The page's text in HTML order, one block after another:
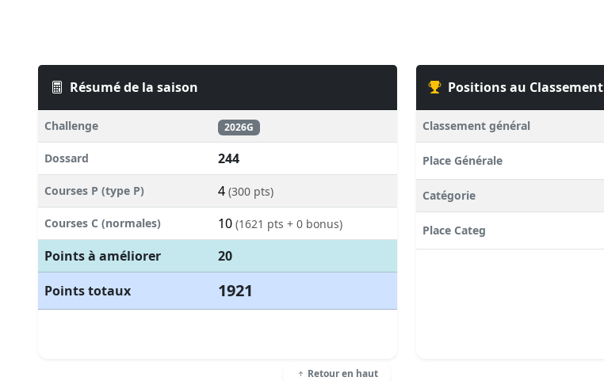
Résumé de la saison
Challenge 2026G
Dossard 244
Courses P (type P) 4 (300 pts)
Courses C (normales) 10 (1621 pts + 0 bonus)
Points à améliorer
20
Points totaux
1921
Retour en haut
Positions au Classement
Classement général
Place Générale
Catégorie
Place Categ